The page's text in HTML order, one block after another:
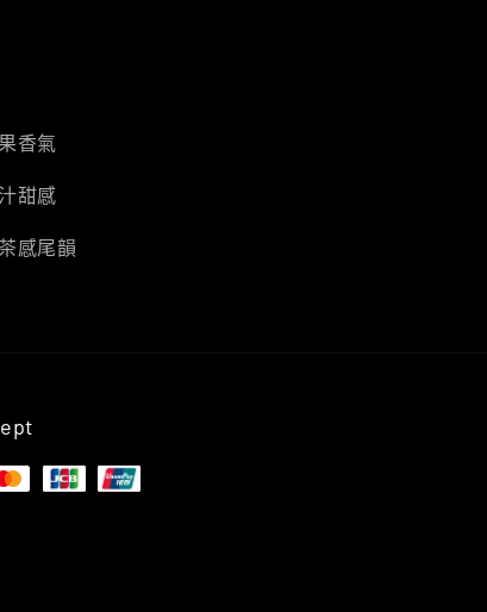
香氣
甜感
感尾韻